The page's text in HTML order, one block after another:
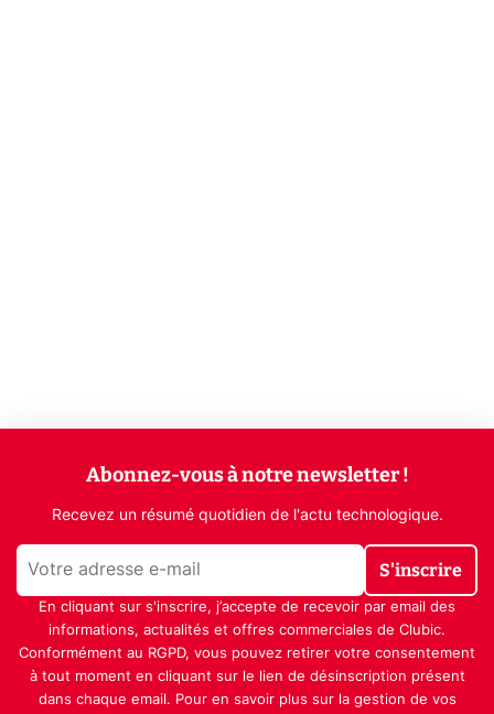
Abonnez-vous à notre newsletter !
Recevez un résumé quotidien de l'actu technologique.
S'inscrire
En cliquant sur s'inscrire, j’accepte de recevoir par email des
informations, actualités et offres commerciales de Clubic.
Conformément au RGPD, vous pouvez retirer votre consentement
à tout moment en cliquant sur le lien de désinscription présent
dans chaque email. Pour en savoir plus sur la gestion de vos